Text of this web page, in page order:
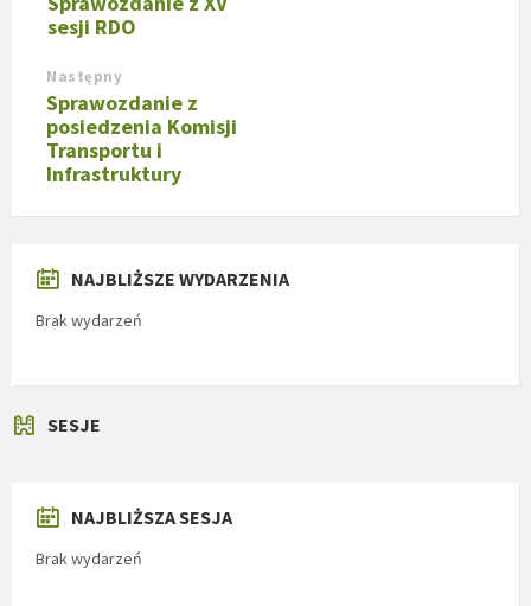
sesji RDO
Następny
Sprawozdanie z
posiedzenia Komisji
Transportu i
Infrastruktury
NAJBLIŻSZE WYDARZENIA
Brak wydarzeń
SESJE
NAJBLIŻSZA SESJA
Brak wydarzeń